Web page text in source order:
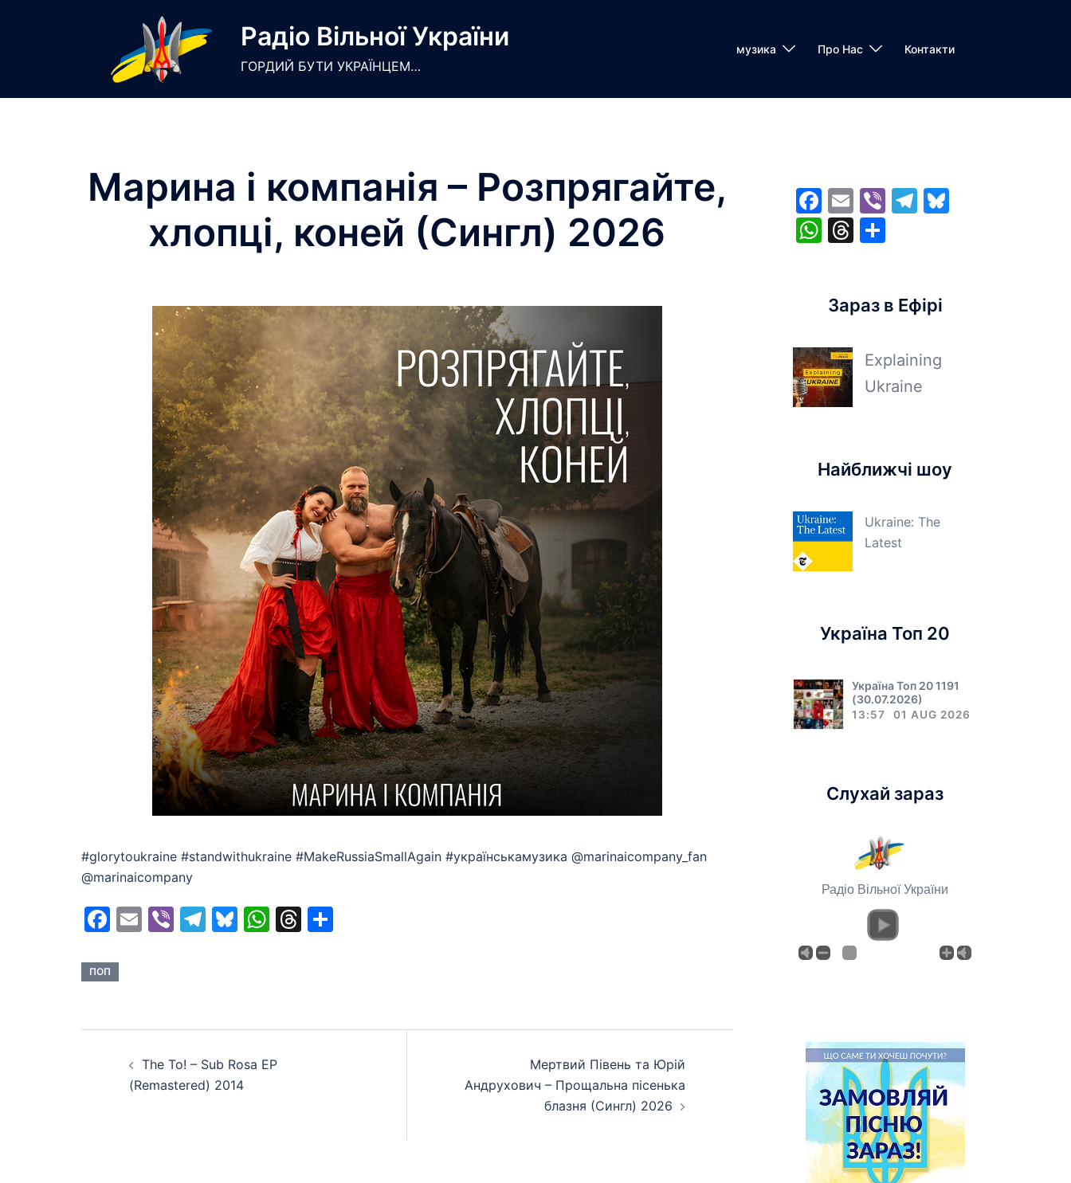
Радіо Вільної України
ГОРДИЙ БУТИ УКРАЇНЦЕМ…
музика Про Нас Контакти
Марина і компанія – Розпрягайте,
хлопці, коней (Сингл) 2026
#glorytoukraine #standwithukraine #MakeRussiaSmallAgain #українськамузика @marinaicompany_fan
@marinaicompany
Facebook
EmailViberTelegram
Bluesky
WhatsApp
Threads
ПОП
navigation
The To! – Sub Rosa EP
(Remastered) 2014
Мертвий Півень та Юрій
Андрухович – Прощальна пісенька
блазня (Сингл) 2026
Facebook
EmailViberTelegram
Bluesky
WhatsApp
Threads
Share
Зараз в Ефірі
Explaining
Ukraine
Найближчі шоу
Ukraine: The
Latest
Україна Топ 20
Україна Топ 20 1191
(30.07.2026)
13:57 01 AUG 2026
Слухай зараз
Радіо Вільної України